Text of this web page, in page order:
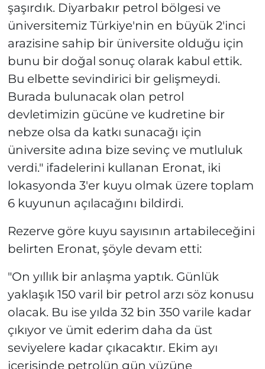
şaşırdık. Diyarbakır petrol bölgesi ve
üniversitemiz Türkiye'nin en büyük 2'inci
arazisine sahip bir üniversite olduğu için
bunu bir doğal sonuç olarak kabul ettik.
Bu elbette sevindirici bir gelişmeydi.
Burada bulunacak olan petrol
devletimizin gücüne ve kudretine bir
nebze olsa da katkı sunacağı için
üniversite adına bize sevinç ve mutluluk
verdi." ifadelerini kullanan Eronat, iki
lokasyonda 3'er kuyu olmak üzere toplam
6 kuyunun açılacağını bildirdi.
Rezerve göre kuyu sayısının artabileceğini
belirten Eronat, şöyle devam etti:
"On yıllık bir anlaşma yaptık. Günlük
yaklaşık 150 varil bir petrol arzı söz konusu
olacak. Bu ise yılda 32 bin 350 varile kadar
çıkıyor ve ümit ederim daha da üst
seviyelere kadar çıkacaktır. Ekim ayı
içerisinde petrolün gün yüzüne